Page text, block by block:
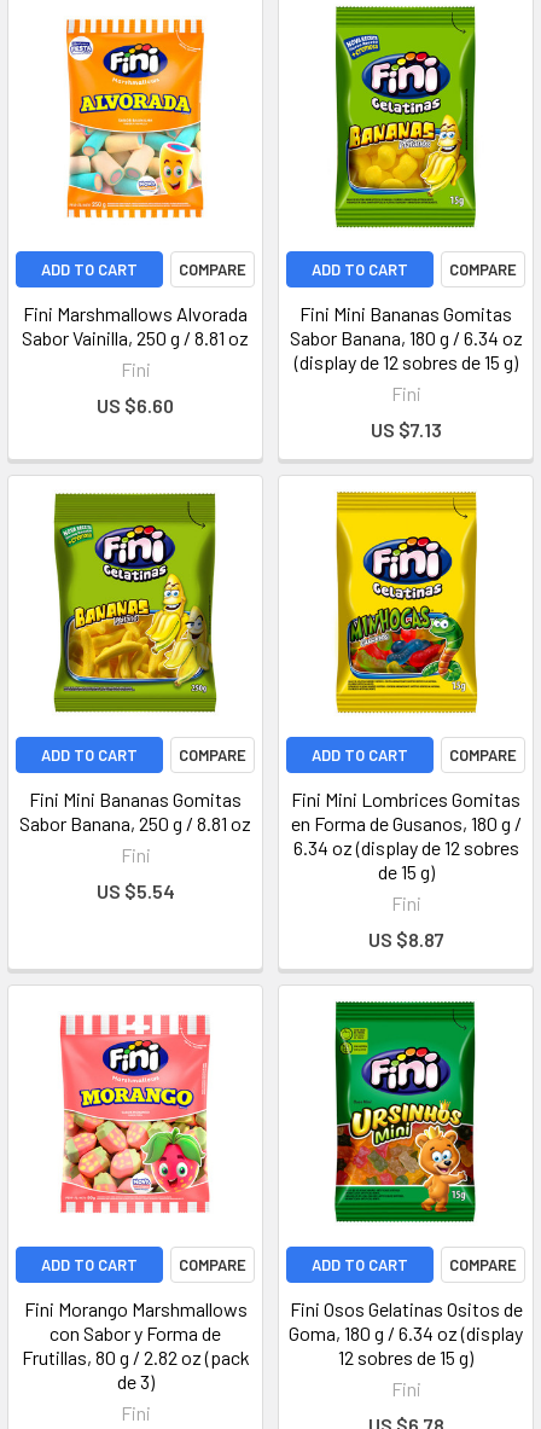
ADD TO CART COMPARE
Fini Marshmallows Alvorada
Sabor Vainilla, 250 g / 8.81 oz
Fini
US $6.60
ADD TO CART COMPARE
Fini Mini Bananas Gomitas
Sabor Banana, 180 g / 6.34 oz
(display de 12 sobres de 15 g)
Fini
US $7.13
ADD TO CART COMPARE
Fini Mini Bananas Gomitas
Sabor Banana, 250 g / 8.81 oz
Fini
US $5.54
ADD TO CART COMPARE
Fini Mini Lombrices Gomitas
en Forma de Gusanos, 180 g /
6.34 oz (display de 12 sobres
de 15 g)
Fini
US $8.87
ADD TO CART COMPARE
Fini Morango Marshmallows
con Sabor y Forma de
Frutillas, 80 g / 2.82 oz (pack
de 3)
Fini
ADD TO CART COMPARE
Fini Osos Gelatinas Ositos de
Goma, 180 g / 6.34 oz (display
12 sobres de 15 g)
Fini